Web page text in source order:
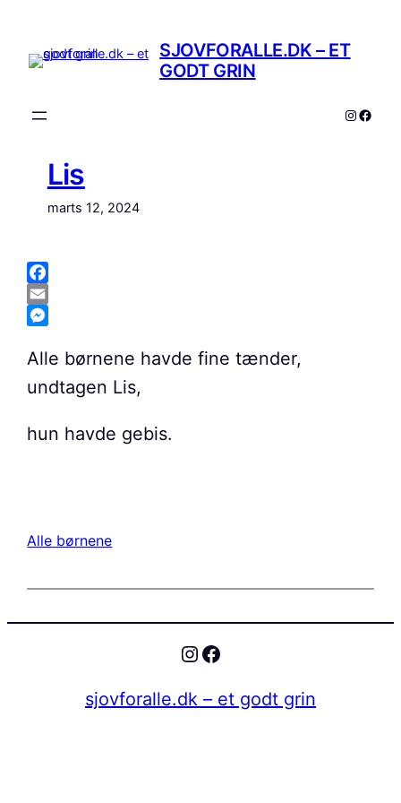
indhold
SJOVFORALLE.DK – ET
GODT GRIN
Lis
marts 12, 2024
Facebook
Email
Alle børnene havde fine tænder,
undtagen Lis,
hun havde gebis.
Alle børnene
Instagram
Facebook
sjovforalle.dk – et godt grin